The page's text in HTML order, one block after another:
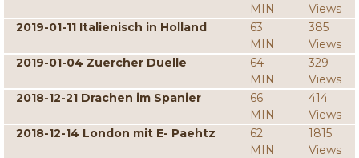
MIN
Views
2019-01-11 Italienisch in Holland
63
MIN
385
Views
2019-01-04 Zuercher Duelle
64
MIN
329
Views
2018-12-21 Drachen im Spanier
66
MIN
414
Views
2018-12-14 London mit E- Paehtz
62
MIN
1815
Views